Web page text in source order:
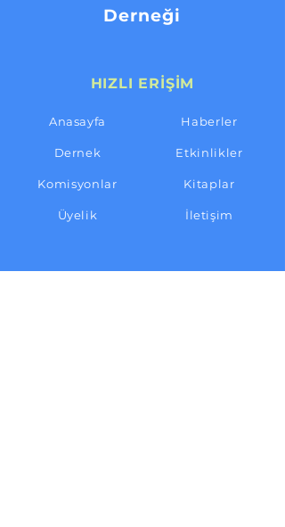
Derneği
HIZLI ERİŞİM
Anasayfa
Dernek
Komisyonlar
Üyelik
Haberler
Etkinlikler
Kitaplar
İletişim